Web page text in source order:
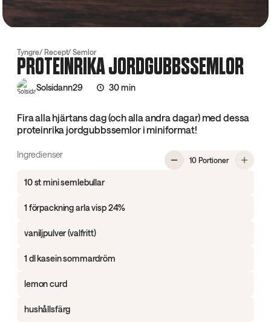
Tyngre Recept Semlor
PROTEINRIKA JORDGUBBSSEMLOR
Solsidann29 30 min
Fira alla hjärtans dag (och alla andra dagar) med dessa
proteinrika jordgubbssemlor i miniformat!
Ingredienser
10 Portioner, Proteinrika
10 st mini semlebullar
1 förpackning arla visp 24%
vaniljpulver (valfritt)
1 dl kasein sommardröm
lemon curd
hushållsfärg